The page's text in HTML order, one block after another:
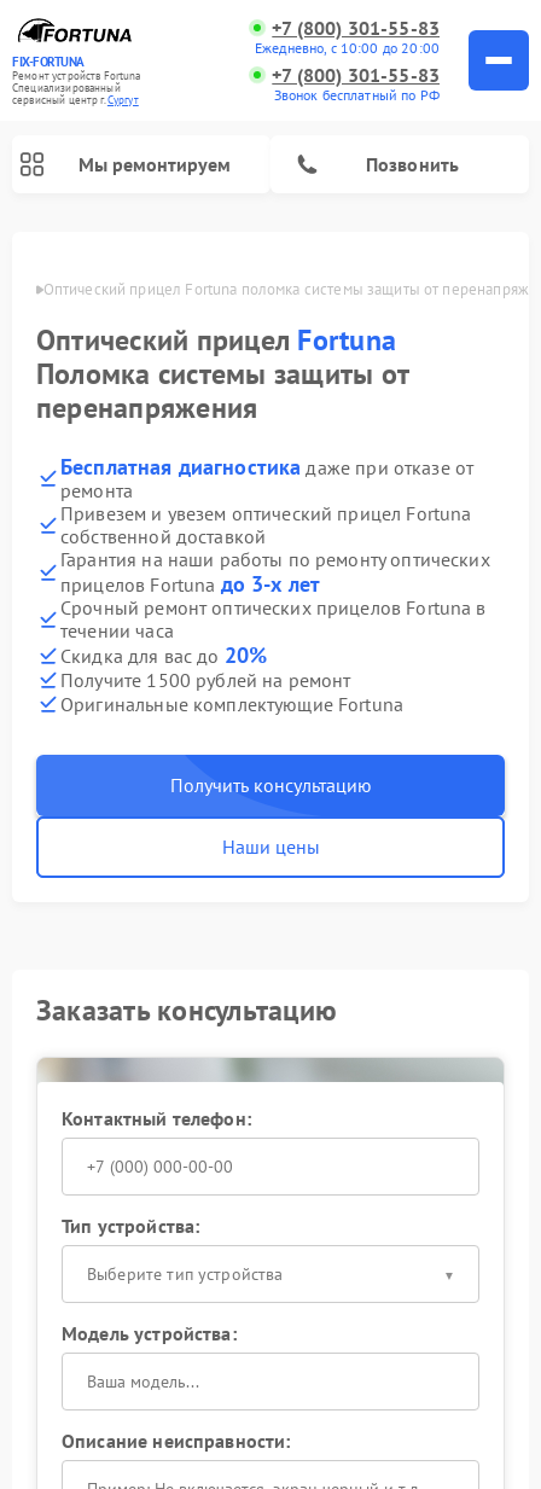
FIX-FORTUNA
Ремонт устройств Fortuna
Специализированный
cервисный центр г.Сургут
+7 (800) 301-55-83
Ежедневно, с 10:00 до 20:00
+7 (800) 301-55-83
Звонок бесплатный по РФ
Мы ремонтируем Позвонить
Оптический прицел Fortuna поломка системы защиты от
Оптический прицел Fortuna
Поломка системы защиты от
перенапряжения
Бесплатная диагностика даже при отказе от
ремонта
Привезем и увезем оптический прицел Fortuna
собственной доставкой
Гарантия на наши работы по ремонту оптических
прицелов Fortuna до 3-х лет
Срочный ремонт оптических прицелов Fortuna в
течении часа
Скидка для вас до 20%
Получите 1500 рублей на ремонт
Оригинальные комплектующие Fortuna
Получить консультацию
Наши цены
Заказать консультацию
Контактный телефон:
Тип устройства:
Выберите тип устройства
Модель устройства:
Описание неисправности: